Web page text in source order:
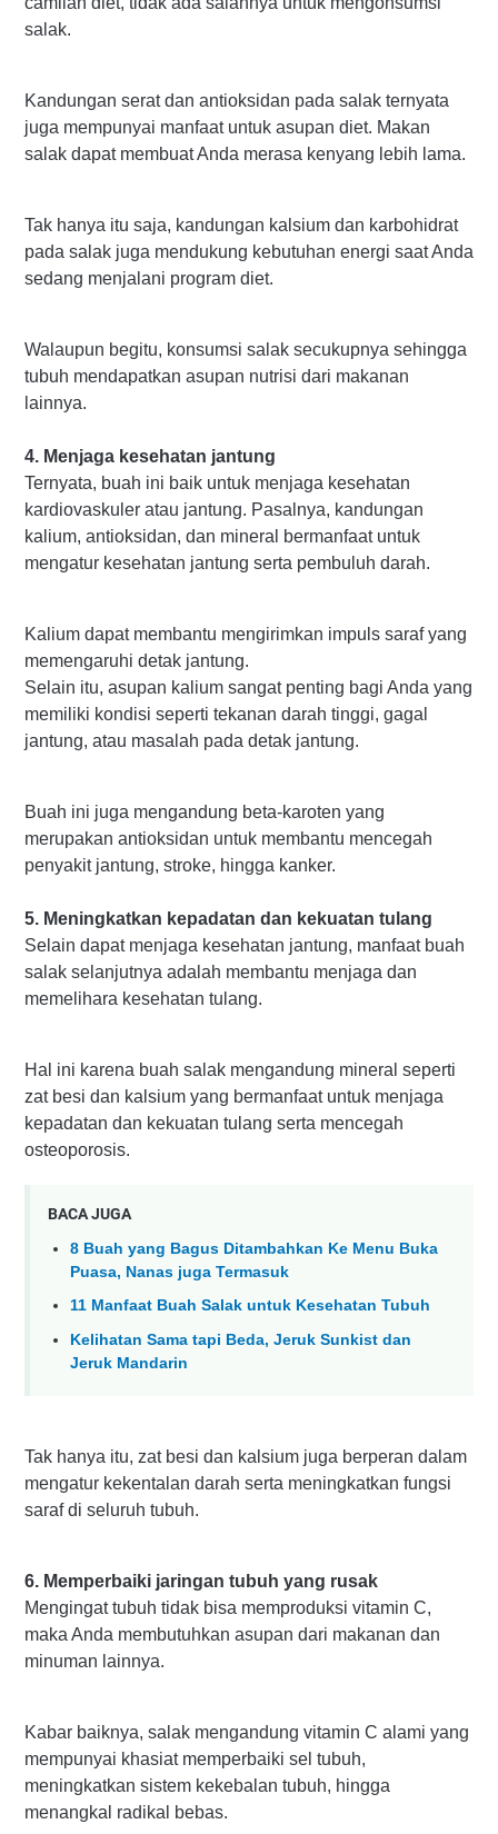
salak.
Kandungan serat dan antioksidan pada salak ternyata
juga mempunyai manfaat untuk asupan diet. Makan
salak dapat membuat Anda merasa kenyang lebih lama.
Tak hanya itu saja, kandungan kalsium dan karbohidrat
pada salak juga mendukung kebutuhan energi saat Anda
sedang menjalani program diet.
Walaupun begitu, konsumsi salak secukupnya sehingga
tubuh mendapatkan asupan nutrisi dari makanan
lainnya.
4. Menjaga kesehatan jantung
Ternyata, buah ini baik untuk menjaga kesehatan
kardiovaskuler atau jantung. Pasalnya, kandungan
kalium, antioksidan, dan mineral bermanfaat untuk
mengatur kesehatan jantung serta pembuluh darah.
Kalium dapat membantu mengirimkan impuls saraf yang
memengaruhi detak jantung.
Selain itu, asupan kalium sangat penting bagi Anda yang
memiliki kondisi seperti tekanan darah tinggi, gagal
jantung, atau masalah pada detak jantung.
Buah ini juga mengandung beta-karoten yang
merupakan antioksidan untuk membantu mencegah
penyakit jantung, stroke, hingga kanker.
5. Meningkatkan kepadatan dan kekuatan tulang
Selain dapat menjaga kesehatan jantung, manfaat buah
salak selanjutnya adalah membantu menjaga dan
memelihara kesehatan tulang.
Hal ini karena buah salak mengandung mineral seperti
zat besi dan kalsium yang bermanfaat untuk menjaga
kepadatan dan kekuatan tulang serta mencegah
osteoporosis.
BACA JUGA
8 Buah yang Bagus Ditambahkan Ke Menu Buka
Puasa, Nanas juga Termasuk
11 Manfaat Buah Salak untuk Kesehatan Tubuh
Kelihatan Sama tapi Beda, Jeruk Sunkist dan
Jeruk Mandarin
Tak hanya itu, zat besi dan kalsium juga berperan dalam
mengatur kekentalan darah serta meningkatkan fungsi
saraf di seluruh tubuh.
6. Memperbaiki jaringan tubuh yang rusak
Mengingat tubuh tidak bisa memproduksi vitamin C,
maka Anda membutuhkan asupan dari makanan dan
minuman lainnya.
Kabar baiknya, salak mengandung vitamin C alami yang
mempunyai khasiat memperbaiki sel tubuh,
meningkatkan sistem kekebalan tubuh, hingga
menangkal radikal bebas.